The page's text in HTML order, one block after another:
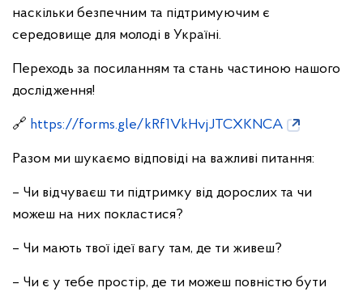
наскільки безпечним та підтримуючим є
середовище для молоді в Україні.
Переходь за посиланням та стань частиною нашого
дослідження!
🔗 https://forms.gle/kRf1VkHvjJTCXKNCA
Разом ми шукаємо відповіді на важливі питання:
– Чи відчуваєш ти підтримку від дорослих та чи
можеш на них покластися?
– Чи мають твої ідеї вагу там, де ти живеш?
– Чи є у тебе простір, де ти можеш повністю бути